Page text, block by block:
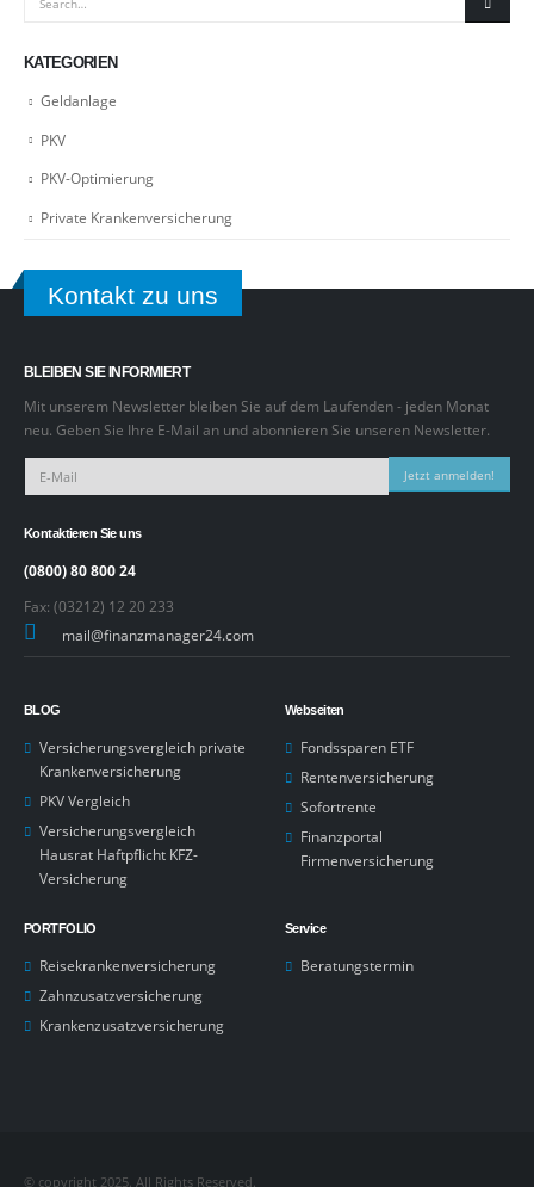
KATEGORIEN
Geldanlage
PKV
PKV-Optimierung
Private Krankenversicherung
Kontakt zu uns
BLEIBEN SIE INFORMIERT
Mit unserem Newsletter bleiben Sie auf dem Laufenden - jeden Monat
neu. Geben Sie Ihre E-Mail an und abonnieren Sie unseren Newsletter.
Jetzt anmelden!
Kontaktieren Sie uns
(0800) 80 800 24
Fax: (03212) 12 20 233
mail@finanzmanager24.com
BLOG
Versicherungsvergleich private
Krankenversicherung
PKV Vergleich
Versicherungsvergleich
Hausrat Haftpflicht KFZ-
Versicherung
Webseiten
Fondssparen ETF
Rentenversicherung
Sofortrente
Finanzportal
Firmenversicherung
PORTFOLIO
Reisekrankenversicherung
Zahnzusatzversicherung
Krankenzusatzversicherung
Service
Beratungstermin
© copyright 2025. All Rights Reserved.